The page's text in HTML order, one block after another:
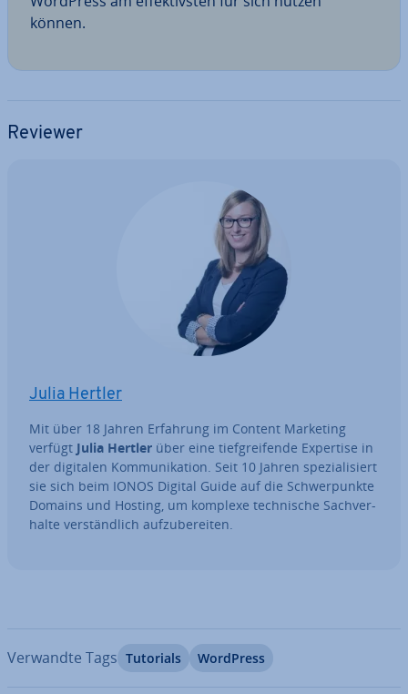
können.
Reviewer
Julia Hertler
Mit über 18 Jahren Erfahrung im Content Marketing
verfügt Julia Hertler über eine tief­grei­fen­de Expertise in
der digitalen Kom­mu­ni­ka­ti­on. Seit 10 Jahren spe­zia­li­siert
sie sich beim IONOS Digital Guide auf die Schwer­punk­te
Domains und Hosting, um komplexe tech­ni­sche Sach­ver­
hal­te ver­ständ­lich auf­zu­be­rei­ten.
Verwandte Tags Tutorials WordPress